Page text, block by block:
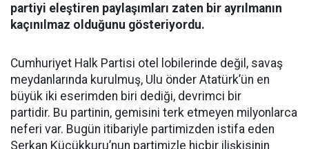
partiyi eleştiren paylaşımları zaten bir ayrılmanın
kaçınılmaz olduğunu gösteriyordu.
Cumhuriyet Halk Partisi otel lobilerinde değil, savaş
meydanlarında kurulmuş, Ulu önder Atatürk’ün en
büyük iki eserimden biri dediği, devrimci bir
partidir. Bu partinin, gemisini terk etmeyen milyonlarca
neferi var. Bugün itibariyle partimizden istifa eden
Serkan Küçükkuru’nun partimizle hiçbir ilişkisinin